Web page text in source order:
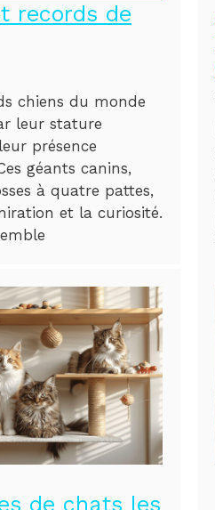
records de
chiens du monde
leur stature
présence
géants canins,
à quatre pattes,
et la curiosité.
de chats les